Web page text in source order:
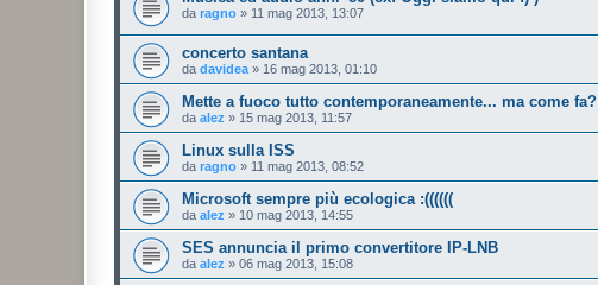
da ragno » 11 mag 2013, 13:07
concerto santana
da davidea » 16 mag 2013, 01:10
Mette a fuoco tutto contemporaneamente... ma come fa?
da alez » 15 mag 2013, 11:57
Linux sulla ISS
da ragno » 11 mag 2013, 08:52
Microsoft sempre più ecologica :((((((
da alez » 10 mag 2013, 14:55
SES annuncia il primo convertitore IP-LNB
da alez » 06 mag 2013, 15:08